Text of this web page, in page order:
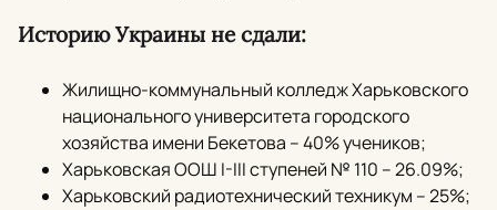
Историю Украины не сдали:
Жилищно-коммунальный колледж Харьковского
национального университета городского
хозяйства имени Бекетова – 40% учеников;
Харьковская ООШ I-III ступеней № 110 – 26.09%;
Харьковский радиотехнический техникум – 25%;